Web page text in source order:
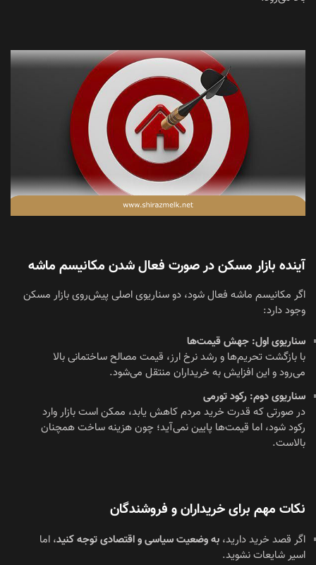
آینده بازار مسکن در صورت فعال شدن مکانیسم ماشه
اگر مکانیسم ماشه فعال شود، دو سناریوی اصلی پیش‌روی بازار مسکن
وجود دارد:
سناریوی اول: جهش قیمت‌ها
با بازگشت تحریم‌ها و رشد نرخ ارز، قیمت مصالح ساختمانی بالا
می‌رود و این افزایش به خریداران منتقل می‌شود.
سناریوی دوم: رکود تورمی
در صورتی که قدرت خرید مردم کاهش یابد، ممکن است بازار وارد
رکود شود، اما قیمت‌ها پایین نمی‌آید؛ چون هزینه ساخت همچنان
بالاست.
نکات مهم برای خریداران و فروشندگان
اگر قصد خرید دارید، به وضعیت سیاسی و اقتصادی توجه کنید، اما
اسیر شایعات نشوید.